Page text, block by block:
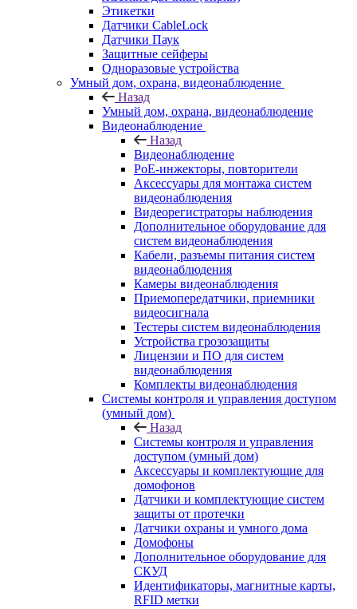
Этикетки
Датчики CableLock
Датчики Паук
Защитные сейферы
Одноразовые устройства
Умный дом, охрана, видеонаблюдение
Назад
Умный дом, охрана, видеонаблюдение
Видеонаблюдение
Назад
Видеонаблюдение
PoE-инжекторы, повторители
Аксессуары для монтажа систем
видеонаблюдения
Видеорегистраторы наблюдения
Дополнительное оборудование для
систем видеонаблюдения
Кабели, разъемы питания систем
видеонаблюдения
Камеры видеонаблюдения
Приемопередатчики, приемники
видеосигнала
Тестеры систем видеонаблюдения
Устройства грозозащиты
Лицензии и ПО для систем
видеонаблюдения
Комплекты видеонаблюдения
Системы контроля и управления доступом
(умный дом)
Назад
Системы контроля и управления
доступом (умный дом)
Аксессуары и комплектующие для
домофонов
Датчики и комплектующие систем
защиты от протечки
Датчики охраны и умного дома
Домофоны
Дополнительное оборудование для
СКУД
Идентификаторы, магнитные карты,
RFID метки